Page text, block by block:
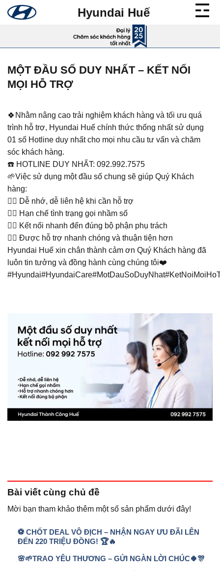
qua
Hyundai Huế
MỘT ĐẦU SỐ DUY NHẤT – KẾT NỐI
MỌI HỖ TRỢ
🍀Nhằm nâng cao trải nghiệm khách hàng và tối ưu quá
trình hỗ trợ, Hyundai Huế chính thức thống nhất sử dụng
01 số Hotline duy nhất cho mọi nhu cầu tư vấn và chăm
sóc khách hàng.
☎️ HOTLINE DUY NHẤT: 092.992.7575
🌱Việc sử dụng một đầu số chung sẽ giúp Quý Khách
hàng:
👉🏼 Dễ nhớ, dễ liên hệ khi cần hỗ trợ
👉🏼 Hạn chế tình trạng gọi nhầm số
👉🏼 Kết nối nhanh đến đúng bộ phận phụ trách
👉🏼 Được hỗ trợ nhanh chóng và thuận tiện hơn
Hyundai Huế xin chân thành cảm ơn Quý Khách hàng đã
luôn tin tưởng và đồng hành cùng chúng tôi❤️
Bài viết cùng chủ đề
Mời bạn tham khảo thêm một số sản phẩm dưới đây!
⚽ CHỐT DEAL VÔ ĐỊCH – NHẬN NGAY ƯU ĐÃI LÊN
ĐẾN 220 TRIỆU ĐỒNG! 🏆🔥
🌸🌱TRAO YÊU THƯƠNG – GỬI NGÀN LỜI CHÚC🍀🎊